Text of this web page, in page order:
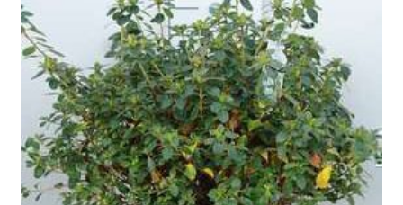
options
may
be
chosen
on
the
product
page